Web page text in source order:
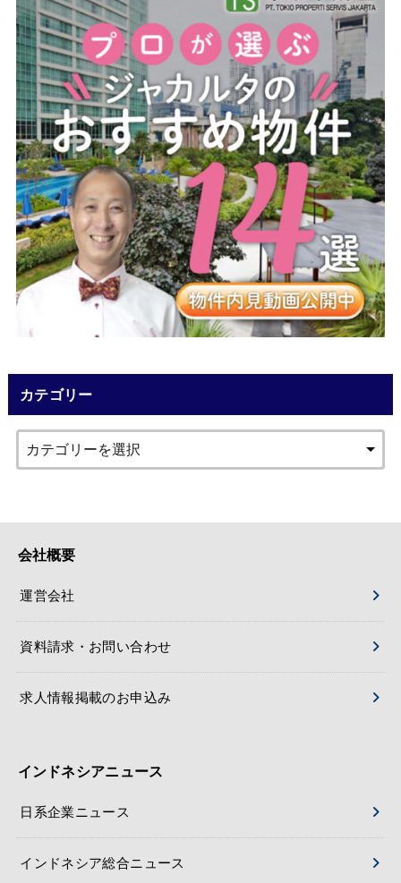
カテゴリー
会社概要
運営会社
資料請求・お問い合わせ
求人情報掲載のお申込み
インドネシアニュース
日系企業ニュース
インドネシア総合ニュース